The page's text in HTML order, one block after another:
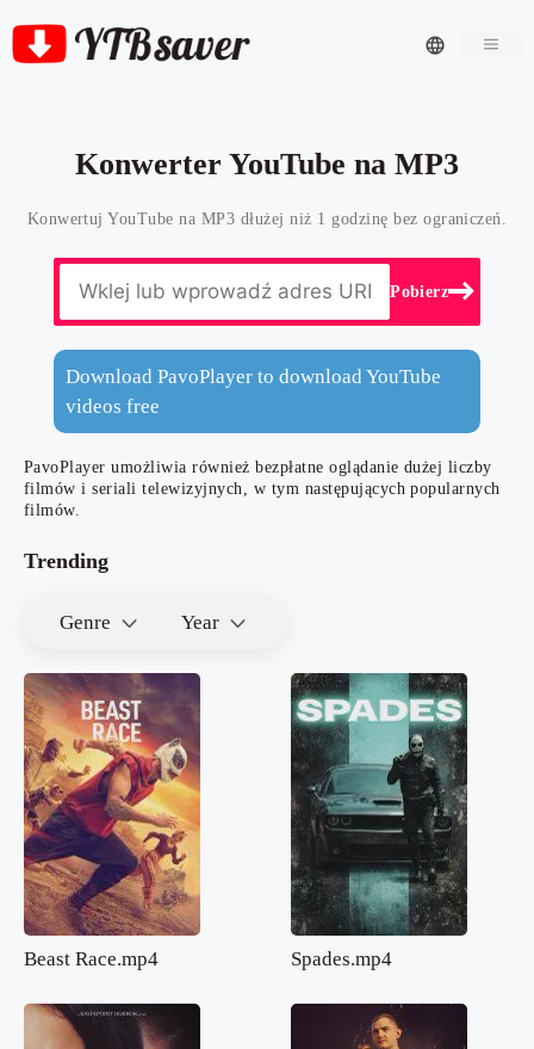
Konwerter YouTube na MP3
Konwertuj YouTube na MP3 dłużej niż 1 godzinę bez ograniczeń.
Pobierz
Download PavoPlayer to download YouTube
videos free
PavoPlayer umożliwia również bezpłatne oglądanie dużej liczby
filmów i seriali telewizyjnych, w tym następujących popularnych
filmów.
Trending
Genre Year
Beast Race.mp4 Spades.mp4